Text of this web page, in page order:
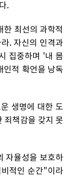
.
최선의 과학적
. 자신의 인격과
집중하며 '내 몸
인적 확언을 낭독
생명에 대한 도
죄책감을 갖지 못
자율성을 보호하
적인 순간"이라